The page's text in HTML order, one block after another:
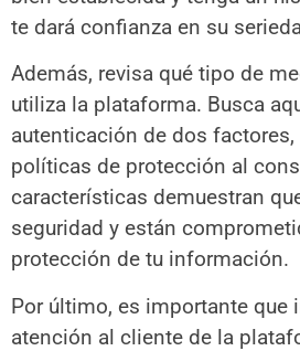
te dará confianza en su
Además, revisa qué tipo de
utiliza la plataforma. Busca
autenticación de dos
políticas de protección al
características demuestran
seguridad y están
protección de tu información.
Por último, es importante que
atención al cliente de la